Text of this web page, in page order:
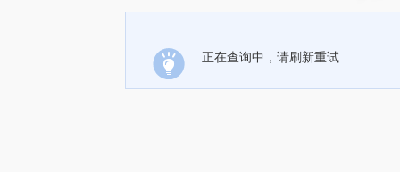
正在查询中，请刷新重试